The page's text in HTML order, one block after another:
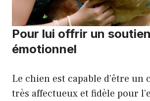
Pour lui offrir un soutien
émotionnel
Le chien est capable d’être un
très affectueux et fidèle pour